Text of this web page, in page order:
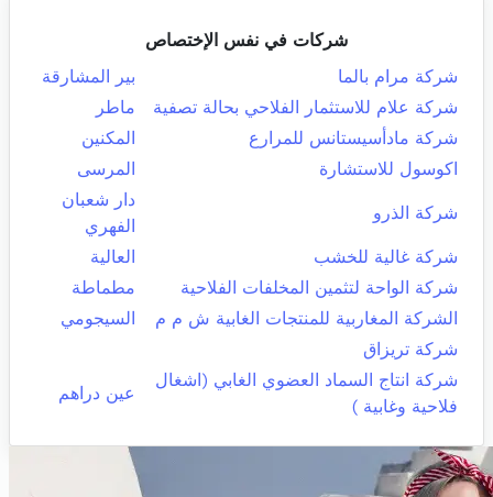
شركات في نفس الإختصاص
شركة مرام بالما
بير المشارقة
شركة علام للاستثمار الفلاحي بحالة تصفية
ماطر
شركة مادأسيستانس للمرارع
المكنين
اكوسول للاستشارة
المرسى
شركة الذرو
دار شعبان
الفهري
شركة غالية للخشب
العالية
شركة الواحة لتثمين المخلفات الفلاحية
مطماطة
الشركة المغاربية للمنتجات الغابية ش م م
السيجومي
شركة تريزاق
شركة انتاج السماد العضوي الغابي (اشغال
فلاحية وغابية )
عين دراهم